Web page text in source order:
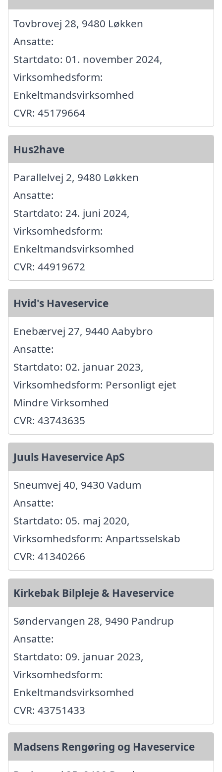
Tovbrovej 28, 9480 Løkken
Ansatte:
Startdato: 01. november 2024,
Virksomhedsform:
Enkeltmandsvirksomhed
CVR: 45179664
Hus2have
Parallelvej 2, 9480 Løkken
Ansatte:
Startdato: 24. juni 2024,
Virksomhedsform:
Enkeltmandsvirksomhed
CVR: 44919672
Hvid's Haveservice
Enebærvej 27, 9440 Aabybro
Ansatte:
Startdato: 02. januar 2023,
Virksomhedsform: Personligt ejet
Mindre Virksomhed
CVR: 43743635
Juuls Haveservice ApS
Sneumvej 40, 9430 Vadum
Ansatte:
Startdato: 05. maj 2020,
Virksomhedsform: Anpartsselskab
CVR: 41340266
Kirkebak Bilpleje & Haveservice
Søndervangen 28, 9490 Pandrup
Ansatte:
Startdato: 09. januar 2023,
Virksomhedsform:
Enkeltmandsvirksomhed
CVR: 43751433
Madsens Rengøring og Haveservice